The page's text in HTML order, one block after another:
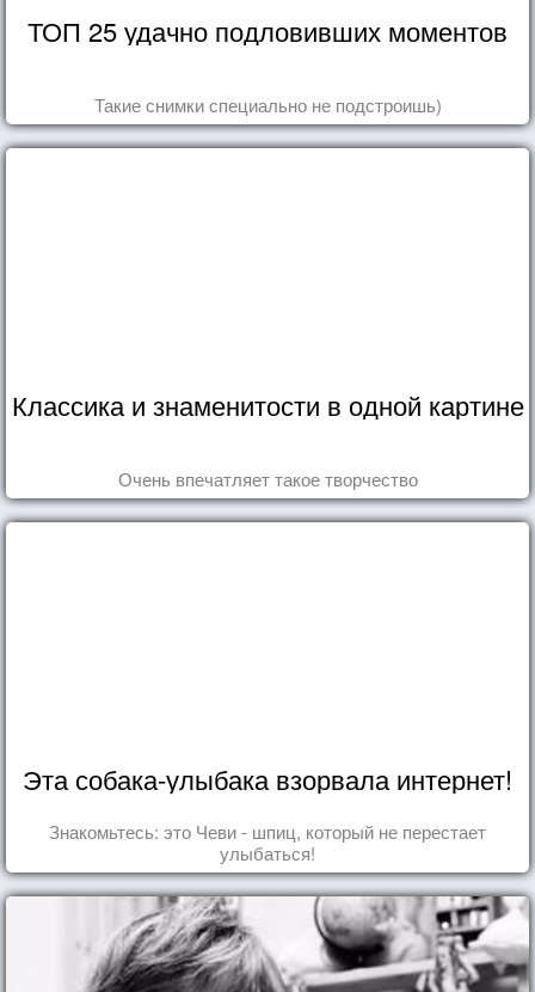
ТОП 25 удачно подловивших моментов
Такие снимки специально не подстроишь)
Классика и знаменитости в одной картине
Очень впечатляет такое творчество
Эта собака-улыбака взорвала интернет!
Знакомьтесь: это Чеви - шпиц, который не перестает
улыбаться!